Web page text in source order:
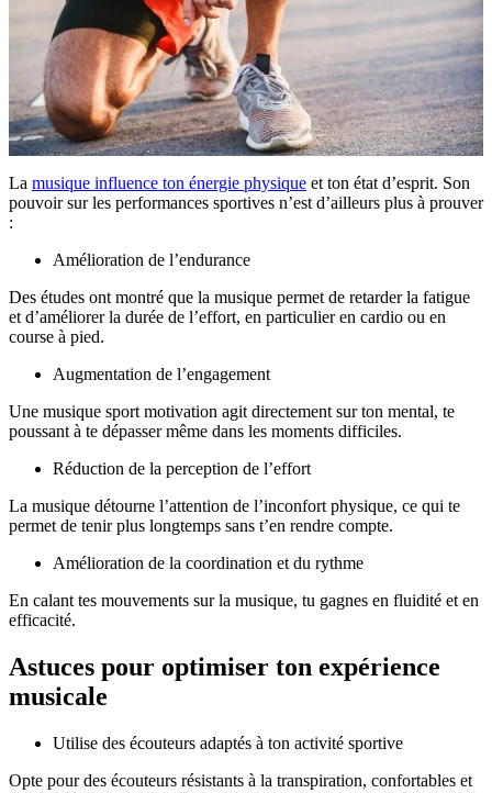
La musique influence ton énergie physique et ton état d’esprit. Son
pouvoir sur les performances sportives n’est d’ailleurs plus à prouver
:
Amélioration de l’endurance
Des études ont montré que la musique permet de retarder la fatigue
et d’améliorer la durée de l’effort, en particulier en cardio ou en
course à pied.
Augmentation de l’engagement
Une musique sport motivation agit directement sur ton mental, te
poussant à te dépasser même dans les moments difficiles.
Réduction de la perception de l’effort
La musique détourne l’attention de l’inconfort physique, ce qui te
permet de tenir plus longtemps sans t’en rendre compte.
Amélioration de la coordination et du rythme
En calant tes mouvements sur la musique, tu gagnes en fluidité et en
efficacité.
Astuces pour optimiser ton expérience
musicale
Utilise des écouteurs adaptés à ton activité sportive
Opte pour des écouteurs résistants à la transpiration, confortables et